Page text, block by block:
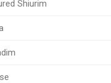
Shiurim